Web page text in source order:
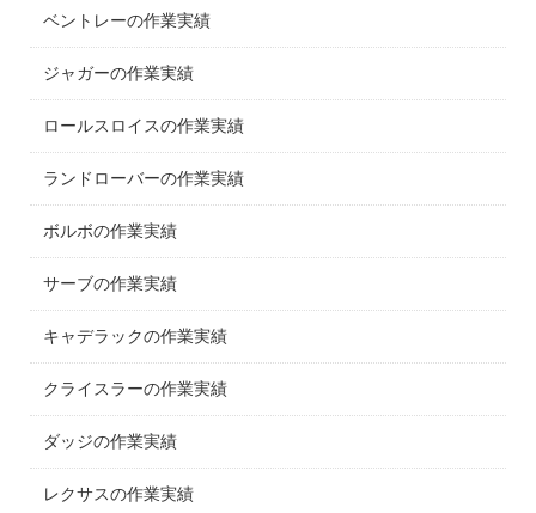
ベントレーの作業実績
ジャガーの作業実績
ロールスロイスの作業実績
ランドローバーの作業実績
ボルボの作業実績
サーブの作業実績
キャデラックの作業実績
クライスラーの作業実績
ダッジの作業実績
レクサスの作業実績